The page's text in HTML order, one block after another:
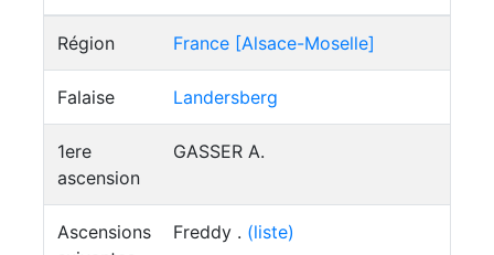
Région France [Alsace-Moselle]
Falaise Landersberg
1ere
ascension
GASSER A.
Ascensions
Freddy . (liste)